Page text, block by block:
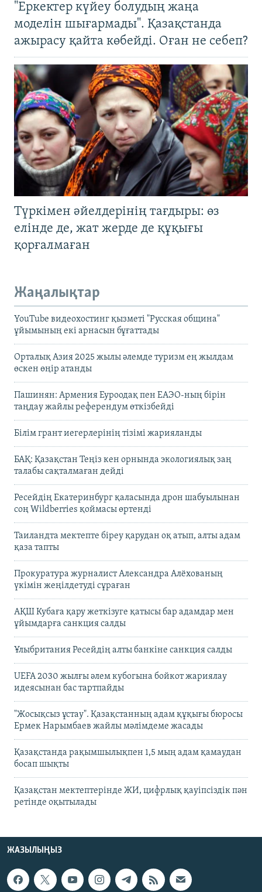
"Еркектер күйеу болудың жаңа
моделін шығармады". Қазақстанда
ажырасу қайта көбейді. Оған не себеп?
Түркімен әйелдерінің тағдыры: өз
елінде де, жат жерде де құқығы
қорғалмаған
Жаңалықтар
YouTube видеохостинг қызметі "Русская община"
ұйымының екі арнасын бұғаттады
Орталық Азия 2025 жылы әлемде туризм ең жылдам
өскен өңір атанды
Пашинян: Армения Еуроодақ пен ЕАЭО-ның бірін
таңдау жайлы референдум өткізбейді
Білім грант иегерлерінің тізімі жарияланды
БАҚ: Қазақстан Теңіз кен орнында экологиялық заң
талабы сақталмаған дейді
Ресейдің Екатеринбург қаласында дрон шабуылынан
соң Wildberries қоймасы өртенді
Таиландта мектепте біреу қарудан оқ атып, алты адам
қаза тапты
Прокуратура журналист Александра Алёхованың
үкімін жеңілдетуді сұраған
АҚШ Кубаға қару жеткізуге қатысы бар адамдар мен
ұйымдарға санкция салды
Ұлыбритания Ресейдің алты банкіне санкция салды
UEFA 2030 жылғы әлем кубогына бойкот жариялау
идеясынан бас тартпайды
"Жосықсыз ұстау". Қазақстанның адам құқығы бюросы
Ермек Нарымбаев жайлы мәлімдеме жасады
Қазақстанда рақымшылықпен 1,5 мың адам қамаудан
босап шықты
Қазақстан мектептерінде ЖИ, цифрлық қауіпсіздік пән
ретінде оқытылады
ЖАЗЫЛЫҢЫЗ